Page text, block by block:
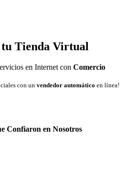
Tienda Virtual
en Internet con Comercio
con un vendedor automático en línea!
Confiaron en Nosotros